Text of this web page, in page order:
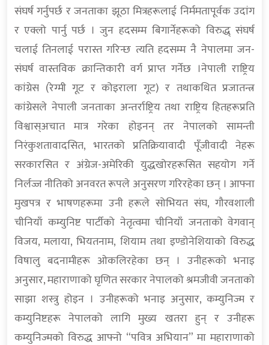
संघर्ष गर्नुपर्छ र जनताका झूठा मित्रहरूलाई निर्ममतापूर्वक उदांग
र एक्लो पार्नु पर्छ । जुन हदसम्म बिगार्नेहरूको विरुद्ध् संघर्ष
चलाई तिनलाई परास्त गरिन्छ त्यति हदसम्म नै नेपालमा जन-
संघर्ष वास्तविक क्रान्तिकारी वर्ग प्राप्त गर्नेछ ।नेपाली राष्ट्रिय
कांग्रेस (रेग्मी गूट र कोइराला गूट) र तथाकथित प्रजातन्त्र
कांग्रेसले नेपाली जनताका अन्तर्राष्ट्रिय तथा राष्ट्रिय हितहरूप्रति
विश्वास्अचात मात्र गरेका होइनन् तर नेपालको सामन्ती
निरंकुशतावादसित, भारतको प्रतिक्रियावादी पूँजीवादी नेहरू
सरकारसित र अंग्रेज-अमेरिकी युद्धखोरहरूसित सहयोग गर्ने
निर्लज्ज नीतिको अनवरत रूपले अनुसरण गरिरहेका छन् । आफ्ना
मुखपत्र र भाषणहरूमा उनी हरूले सोभियत संघ, गौरवशाली
चीनियाँ कम्युनिष्ट पार्टीको नेतृत्वमा चीनियाँ जनताको वेगवान्
विजय, मलाया, भियतनाम, शियाम तथा इण्डोनेशियाको विरुद्ध
विषालु बदनामीहरू ओकलिरहेका छन् । उनीहरूको भनाइ
अनुसार, महाराणाको घृणित सरकार नेपालको श्रमजीवी जनताको
साझा शस्त्रु होइन । उनीहरूको भनाइ अनुसार, कम्युनिज्म र
कम्युनिष्टहरू नेपालको लागि मुख्य खतरा हुन् र उनीहरू
कम्युनिज्मको विरुद्ध आफ्नो “पवित्र अभियान” मा महाराणाको